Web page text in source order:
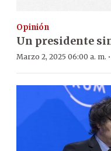
Opinión
Un presidente
Marzo 2, 2025 06:00 a. m. ·